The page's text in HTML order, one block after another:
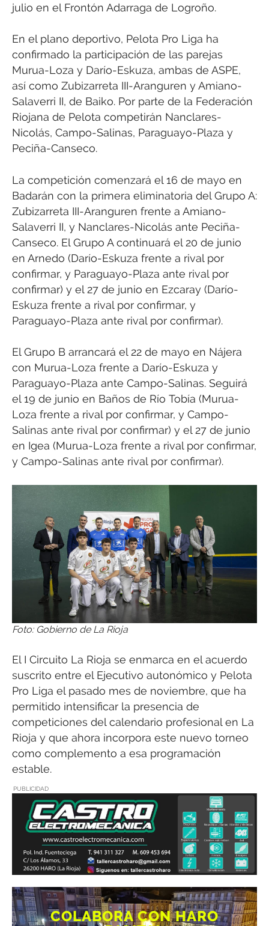
julio en el Frontón Adarraga de Logroño.
En el plano deportivo, Pelota Pro Liga ha
confirmado la participación de las parejas
Murua-Loza y Darío-Eskuza, ambas de ASPE,
así como Zubizarreta III-Aranguren y Amiano-
Salaverri II, de Baiko. Por parte de la Federación
Riojana de Pelota competirán Nanclares-
Nicolás, Campo-Salinas, Paraguayo-Plaza y
Peciña-Canseco.
La competición comenzará el 16 de mayo en
Badarán con la primera eliminatoria del Grupo A:
Zubizarreta III-Aranguren frente a Amiano-
Salaverri II, y Nanclares-Nicolás ante Peciña-
Canseco. El Grupo A continuará el 20 de junio
en Arnedo (Darío-Eskuza frente a rival por
confirmar, y Paraguayo-Plaza ante rival por
confirmar) y el 27 de junio en Ezcaray (Darío-
Eskuza frente a rival por confirmar, y
Paraguayo-Plaza ante rival por confirmar).
El Grupo B arrancará el 22 de mayo en Nájera
con Murua-Loza frente a Darío-Eskuza y
Paraguayo-Plaza ante Campo-Salinas. Seguirá
el 19 de junio en Baños de Río Tobía (Murua-
Loza frente a rival por confirmar, y Campo-
Salinas ante rival por confirmar) y el 27 de junio
en Igea (Murua-Loza frente a rival por confirmar,
y Campo-Salinas ante rival por confirmar).
Foto: Gobierno de La Rioja
El I Circuito La Rioja se enmarca en el acuerdo
suscrito entre el Ejecutivo autonómico y Pelota
Pro Liga el pasado mes de noviembre, que ha
permitido intensificar la presencia de
competiciones del calendario profesional en La
Rioja y que ahora incorpora este nuevo torneo
como complemento a esa programación
estable.
PUBLICIDAD
COLABORA CON HARO